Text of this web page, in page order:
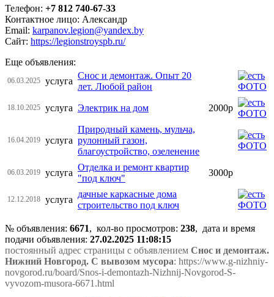
Телефон: +7 812 740-67-33
Контактное лицо: Александр
Email: karpanov.legion@yandex.by
Сайт: https://legionstroyspb.ru/
Еще объявления:
06.03.2025 услуга
Снос и демонтаж. Опыт 20
лет. Любой район
18.10.2025 услуга Электрик на дом 2000р
16.04.2019 услуга
Природный камень, мульча,
рулонный газон,
благоустройство, озеленение
06.03.2019 услуга
Отделка и ремонт квартир
"под ключ"
3000р
12.12.2018 услуга
дачные каркасные дома
строительство под ключ
№ объявления: 6671, кол-во просмотров: 238, дата и время
подачи объявления: 27.02.2025 11:08:15
постоянный адрес страницы с объявлением Снос и демонтаж.
Нижний Новгород. С вывозом мусора: https://www.g-nizhniy-
novgorod.ru/board/Snos-i-demontazh-Nizhnij-Novgorod-S-
vyvozom-musora-6671.html